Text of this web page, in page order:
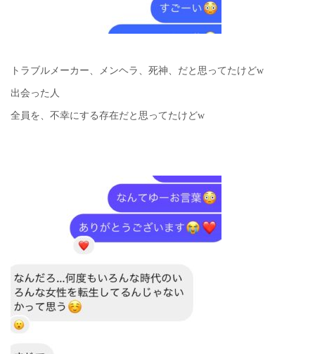
トラブルメーカー、メンヘラ、死神、だと思ってたけどw
出会った人
全員を、不幸にする存在だと思ってたけどw